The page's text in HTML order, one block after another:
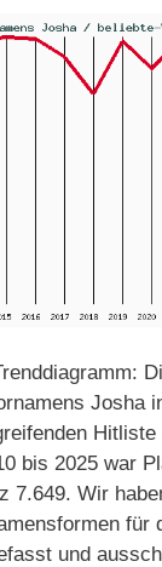
Josha
bis 2025 war
7.649. Wir
für
und